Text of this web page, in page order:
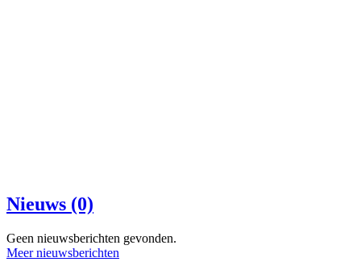
Nieuws (0)
Geen nieuwsberichten gevonden.
Meer nieuwsberichten